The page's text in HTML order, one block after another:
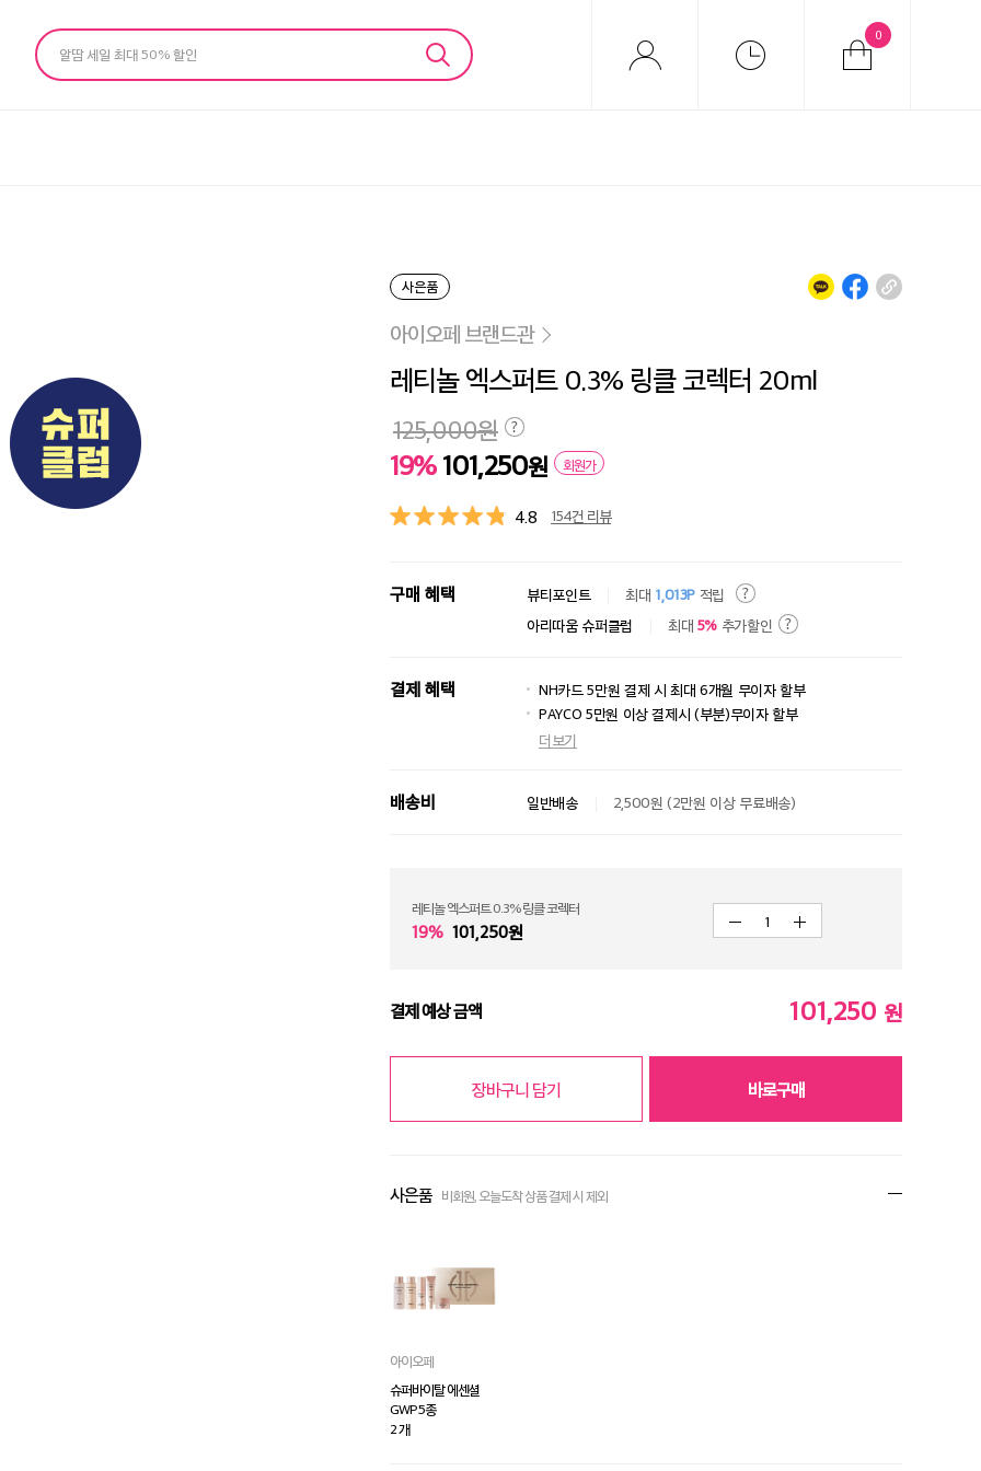
알땀 세일 최대 50% 할인
0
사은품
아이오페 브랜드관
레티놀 엑스퍼트 0.3% 링클 코렉터 20ml
19% 101,250원 회원가
125,000원
4.8 154건 리뷰
구매 혜택 뷰티포인트 최대 1,013P 적립
아리따움 슈퍼클럽
최대 5% 추가할인
결제 혜택
NH카드 5만원 결제 시 최대 6개월 무이자 할부
PAYCO 5만원 이상 결제시 (부분)무이자 할부
더보기
배송비 일반배송 2,500원 (2만원 이상 무료배송)
레티놀 엑스퍼트 0.3% 링클 코렉터
19% 101,250원 1
결제 예상 금액 101,250 원
장바구니 담기 바로구매
사은품 비회원, 오늘도착 상품 결제시 제외
아이오페
슈퍼바이탈 에센셜
GWP 5종
2 개